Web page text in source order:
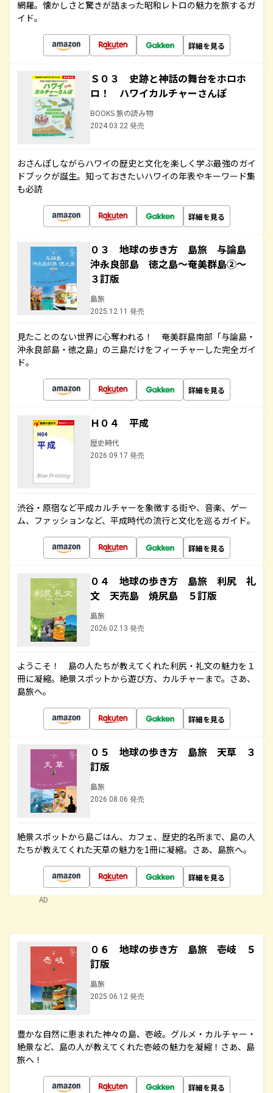
網羅。懐かしさと驚きが詰まった昭和レトロの魅力を旅するガ
イド。
詳細を見る
Ｓ０３ 史跡と神話の舞台をホロホ
ロ！ ハワイカルチャーさんぽ
BOOKS 旅の読み物
2024.03.22 発売
おさんぽしながらハワイの歴史と文化を楽しく学ぶ最強のガイ
ドブックが誕生。知っておきたいハワイの年表やキーワード集
も必読
詳細を見る
０３ 地球の歩き方 島旅 与論島
沖永良部島 徳之島～奄美群島②～
３訂版
島旅
2025.12.11 発売
見たことのない世界に心奪われる！ 奄美群島南部「与論島・
沖永良部島・徳之島」の三島だけをフィーチャーした完全ガイ
ド。
詳細を見る
Ｈ０４ 平成
歴史時代
2026.09.17 発売
渋谷・原宿など平成カルチャーを象徴する街や、音楽、ゲー
ム、ファッションなど、平成時代の流行と文化を巡るガイド。
詳細を見る
０４ 地球の歩き方 島旅 利尻 礼
文 天売島 焼尻島 ５訂版
島旅
2026.02.13 発売
ようこそ！ 島の人たちが教えてくれた利尻・礼文の魅力を１
冊に凝縮。絶景スポットから遊び方、カルチャーまで。さあ、
島旅へ。
詳細を見る
０５ 地球の歩き方 島旅 天草 ３
訂版
島旅
2026.08.06 発売
絶景スポットから島ごはん、カフェ、歴史的名所まで、島の人
たちが教えてくれた天草の魅力を1冊に凝縮。さあ、島旅へ。
詳細を見る
AD
０６ 地球の歩き方 島旅 壱岐 ５
訂版
島旅
2025.06.12 発売
豊かな自然に恵まれた神々の島、壱岐。グルメ・カルチャー・
絶景など、島の人が教えてくれた壱岐の魅力を凝縮！さあ、島
旅へ！
詳細を見る